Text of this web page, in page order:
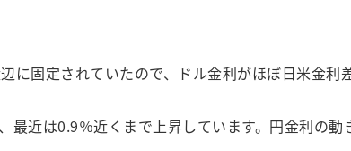
固定されていたので、ドル金利がほぼ日米金利
近は0.9％近くまで上昇しています。円金利の